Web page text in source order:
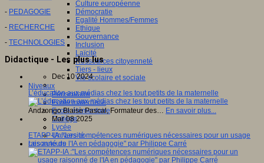
Culture européenne
Démocratie
Egalité Hommes/Femmes
Ethique
Gouvernance
Inclusion
Laïcité
Ressources citoyenneté
Tiers - lieux
Vie scolaire et sociale
Niveaux
Périscolaire
Ecole maternelle
Ecole élémentaire
Collège
Lycée
Université
Les auteurs
- PEDAGOGIE
- RECHERCHE
- TECHNOLOGIES
Didactique - Les plus lus
Dec 10 2024
L’éducation aux médias chez les tout petits de la maternelle
Andzongo Blaise Pascal, Formateur des… En savoir plus...
Mar 08 2025
ETAPP-IA :"Les compétences numériques nécessaires pour un usage
raisonné de l'IA en pédagogie" par Philippe Carré